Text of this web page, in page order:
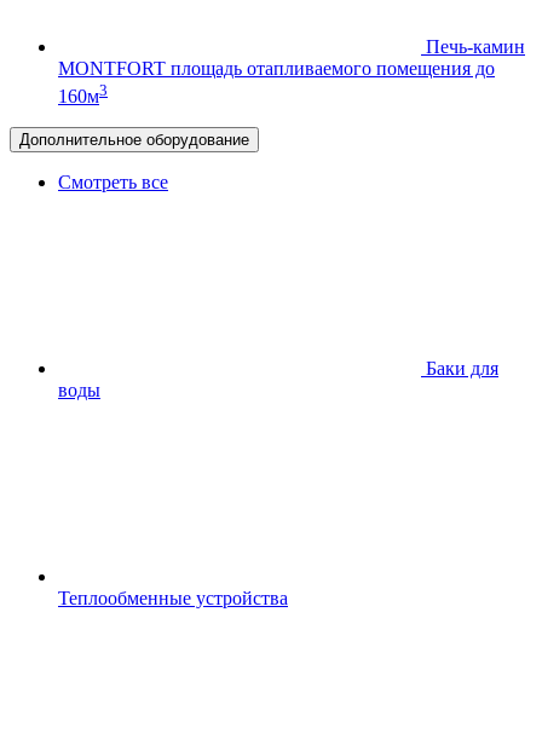
Печь-камин
MONTFORT площадь отапливаемого помещения до
160м3
Дополнительное оборудование
Смотреть все
Баки для
воды
Теплообменные устройства